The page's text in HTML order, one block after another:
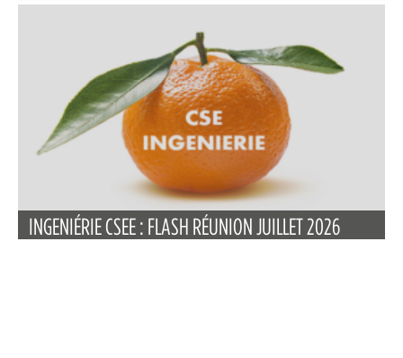
INGENIÉRIE CSEE : FLASH RÉUNION JUILLET 2026